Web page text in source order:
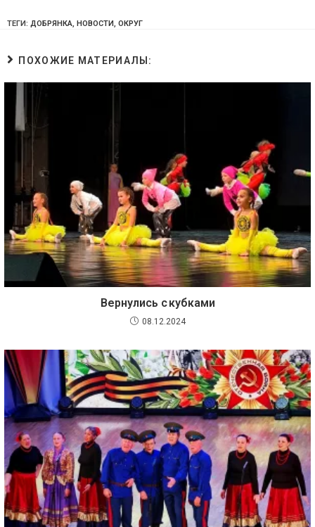
ТЕГИ: ДОБРЯНКА, НОВОСТИ, ОКРУГ
ПОХОЖИЕ МАТЕРИАЛЫ:
Вернулись с кубками
08.12.2024